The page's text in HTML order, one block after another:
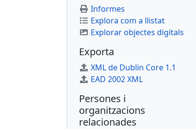
Informes
Explora com a llistat
Explorar objectes digitals
Exporta
XML de Dublin Core 1.1
EAD 2002 XML
Persones i
organitzacions
relacionades